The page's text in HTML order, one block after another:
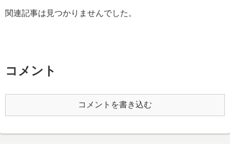
関連記事は見つかりませんでした。
コメント
コメントを書き込む